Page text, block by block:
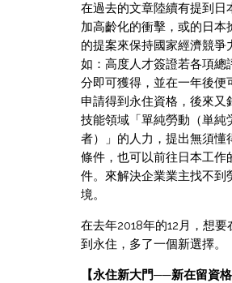
在過去的文章陸續有提到日
加高齡化的衝擊，或的日本
的提案來保持國家經濟競爭
如：高度人才簽證若各項總
分即可獲得，並在一年後便
申請得到永住資格，後來又
技能領域「單純勞動（単純
者）」的人力，提出無須懂
條件，也可以前往日本工作
件。來解決企業業主找不到
境。
在去年2018年的12月，想要
到永住，多了一個新選擇。
【永住新大門──新在留資格